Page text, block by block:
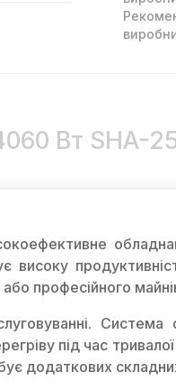
Вт SHA-
професійного
Система
під час
додаткових